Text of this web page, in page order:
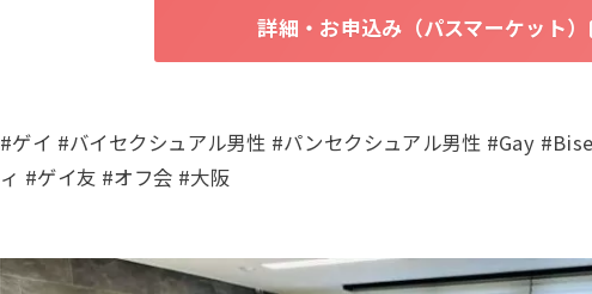
詳細・お申込み（パスマーケット）
#ゲイ #バイセクシュアル男性 #パンセクシュアル男性 #Gay
ィ #ゲイ友 #オフ会 #大阪